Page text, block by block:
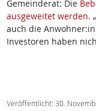
Gemeinderat: Die
ausgeweitet werden.
auch die
Investoren haben
Veröffentlicht: 30.